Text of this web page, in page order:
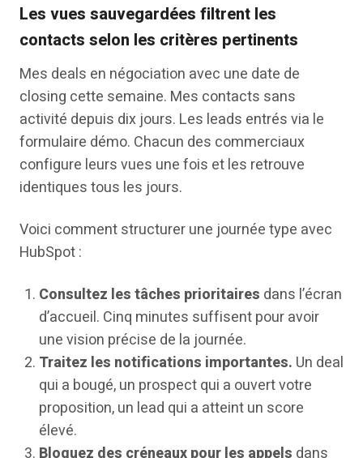
Les vues sauvegardées filtrent les
contacts selon les critères pertinents
Mes deals en négociation avec une date de
closing cette semaine. Mes contacts sans
activité depuis dix jours. Les leads entrés via le
formulaire démo. Chacun des commerciaux
configure leurs vues une fois et les retrouve
identiques tous les jours.
Voici comment structurer une journée type avec
HubSpot :
Consultez les tâches prioritaires dans l’écran
d’accueil. Cinq minutes suffisent pour avoir
une vision précise de la journée.
Traitez les notifications importantes. Un deal
qui a bougé, un prospect qui a ouvert votre
proposition, un lead qui a atteint un score
élevé.
Bloquez des créneaux pour les appels dans